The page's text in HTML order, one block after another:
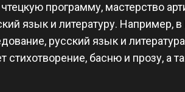
программу, мастерство
язык и литературу. Например,
русский язык и
стихотворение, басню и прозу, а